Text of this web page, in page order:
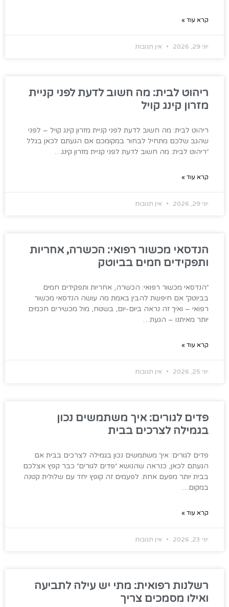
קרא עוד »
יוני 29, 2026 אין תגובות
ריהוט לבית: מה חשוב לדעת לפני קניית
מזרון קינג קויל
ריהוט לבית: מה חשוב לדעת לפני קניית מזרון קינג קויל – לפני
שהגב שלכם מתחיל לבחור במקומכם אם הגעתם לכאן בגלל
״ריהוט לבית: מה חשוב לדעת לפני קניית מזרון קינג…
קרא עוד »
יוני 29, 2026 אין תגובות
הנדסאי מכשור רפואי: הכשרה, אחריות
ותפקידים חמים בביוטק
״הנדסאי מכשור רפואי: הכשרה, אחריות ותפקידים חמים
בביוטק״ אם חיפשת להבין באמת מה עושה הנדסאי מכשור
רפואי – ואיך זה נראה ביום-יום, בשטח, מול מכשירים חכמים
יותר מאיתנו – הגעת…
קרא עוד »
יוני 25, 2026 אין תגובות
פדים לגורים: איך משתמשים נכון
בגמילה לצרכים בבית
פדים לגורים: איך משתמשים נכון בגמילה לצרכים בבית אם
הגעתם לכאן, כנראה שהנושא ״פדים לגורים״ כבר קפץ אצלכם
בבית יותר מפעם אחת. לפעמים זה קופץ יחד עם שלולית קטנה
במקום…
קרא עוד »
יוני 23, 2026 אין תגובות
רשלנות רפואית: מתי יש עילה לתביעה
ואילו מסמכים צריך